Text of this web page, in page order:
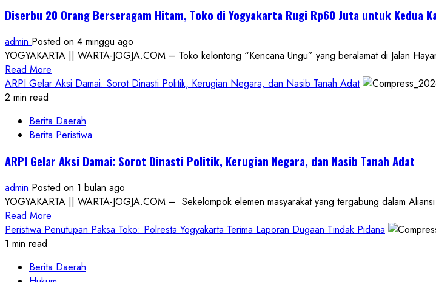
Warga
Warga
Kayugerit
Meninggal
Dalam
Perjalanan
ke
Sakit
Diserbu 20 Orang Berseragam Hitam, Toko di Yogyakarta Rugi Rp60 Juta untuk Kedua
admin Posted on 4 minggu ago
YOGYAKARTA || WARTA-JOGJA.COM – Toko kelontong “Kencana Ungu” yang beralamat di Jalan
Read More
more
20
Orang
Hitam,
Toko
di
Yogyakarta
Rugi
Rp60
untuk
Kedua
ARPI Gelar Aksi Damai: Sorot Dinasti Politik, Kerugian Negara, dan Nasib Tanah Adat
2 min read
Berita Daerah
Berita Peristiwa
ARPI Gelar Aksi Damai: Sorot Dinasti Politik, Kerugian Negara, dan Nasib Tanah Adat
admin Posted on 1 bulan ago
YOGYAKARTA || WARTA-JOGJA.COM – Sekelompok elemen masyarakat yang tergabung dalam
Read More
more
Gelar
Peristiwa Penutupan Paksa Toko: Polresta Yogyakarta Terima Laporan Dugaan Tindak Pidana
1 min read
Berita Daerah